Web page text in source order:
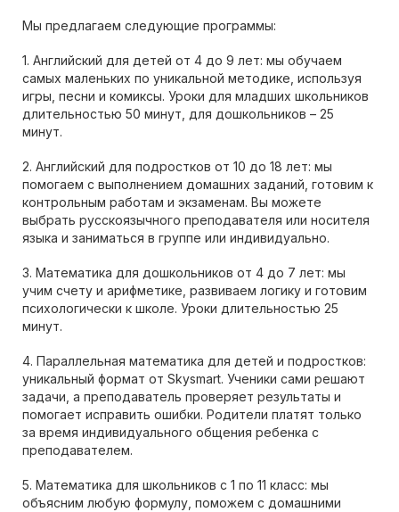
Мы предлагаем следующие программы:
1. Английский для детей от 4 до 9 лет: мы обучаем
самых маленьких по уникальной методике, используя
игры, песни и комиксы. Уроки для младших школьников
длительностью 50 минут, для дошкольников – 25
минут.
2. Английский для подростков от 10 до 18 лет: мы
помогаем с выполнением домашних заданий, готовим к
контрольным работам и экзаменам. Вы можете
выбрать русскоязычного преподавателя или носителя
языка и заниматься в группе или индивидуально.
3. Математика для дошкольников от 4 до 7 лет: мы
учим счету и арифметике, развиваем логику и готовим
психологически к школе. Уроки длительностью 25
минут.
4. Параллельная математика для детей и подростков:
уникальный формат от Skysmart. Ученики сами решают
задачи, а преподаватель проверяет результаты и
помогает исправить ошибки. Родители платят только
за время индивидуального общения ребенка с
преподавателем.
5. Математика для школьников с 1 по 11 класс: мы
объясним любую формулу, поможем с домашними